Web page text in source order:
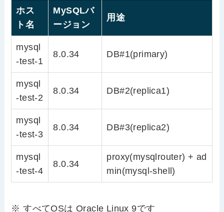
ホス
ト名
MySQLバ
ージョン
用途
mysql
-test-1
8.0.34 DB#1(primary)
mysql
-test-2
8.0.34 DB#2(replica1)
mysql
-test-3
8.0.34 DB#3(replica2)
mysql
-test-4
8.0.34
proxy(mysqlrouter) + ad
min(mysql-shell)
※ すべてOSは Oracle Linux 9です